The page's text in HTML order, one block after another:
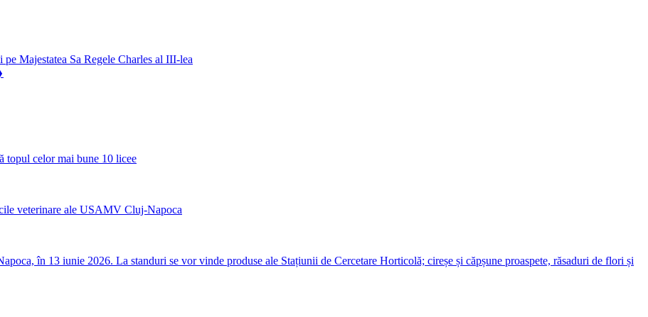
Majestatea Sa Regele Charles al III-lea
topul celor mai bune 10 licee
veterinare ale USAMV Cluj-Napoca
în 13 iunie 2026. La standuri se vor vinde produse ale Stațiunii de Cercetare Horticolă; cireșe și căpșune proaspete, răsaduri de flori și